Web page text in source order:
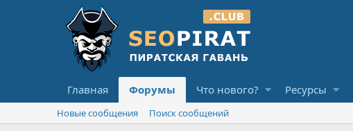
Главная Форумы Что нового? Ресурсы
Новые сообщения Поиск сообщений